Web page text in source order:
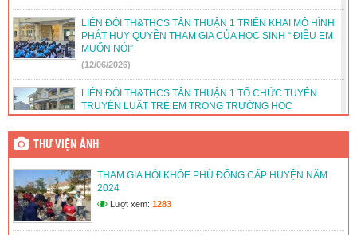
LIÊN ĐỘI TH&THCS TÂN THUẬN 1 TRIỂN KHAI MÔ HÌNH
PHÁT HUY QUYỀN THAM GIA CỦA HỌC SINH “ ĐIỀU EM
MUỐN NÓI”
(12/06/2026)
LIÊN ĐỘI TH&THCS TÂN THUẬN 1 TỔ CHỨC TUYÊN
TRUYỀN LUẬT TRẺ EM TRONG TRƯỜNG HỌC
LIÊN ĐỘI TH&THCS TÂN THUẬN 1 TỔ CHỨC HOẠT ĐỘNG
(12/06/2026)
LIÊN ĐỘI TRƯỜNG TH&THCS TÂN THUẬN 1 DUY TRÌ VÀ
PHÁT TRIỂN CÂU LẠC BỘ VĂN HÓA, VĂN NGHỆ, THỂ
THƯ VIỆN ẢNH
THAM GIA HỘI KHỎE PHÙ ĐỔNG CẤP HUYỆN NĂM
2024
Lượt xem: 1283